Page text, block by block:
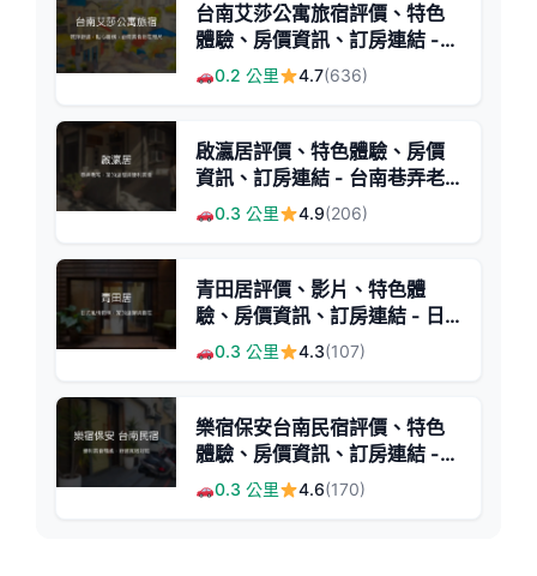
台南艾莎公寓旅宿評價、特色
體驗、房價資訊、訂房連結 -
乾淨舒適美食便利住宿
0.2 公里 4.7(636)
啟瀛居評價、特色體驗、房價
資訊、訂房連結 - 台南巷弄老
宅溫馨民宿
0.3 公里 4.9(206)
青田居評價、影片、特色體
驗、房價資訊、訂房連結 - 日
式風格包棟民宿
0.3 公里 4.3(107)
樂宿保安台南民宿評價、特色
體驗、房價資訊、訂房連結 -
便利美食與舒適空間
0.3 公里 4.6(170)